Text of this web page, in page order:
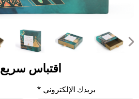
اقتباس سريع
* بريدك الإلكتروني